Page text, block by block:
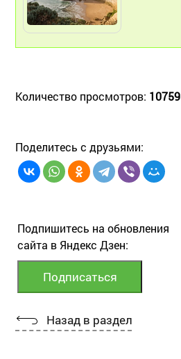
Количество просмотров: 10759
Поделитесь с друзьями:
Подпишитесь на обновления
сайта в Яндекс Дзен:
Назад в раздел